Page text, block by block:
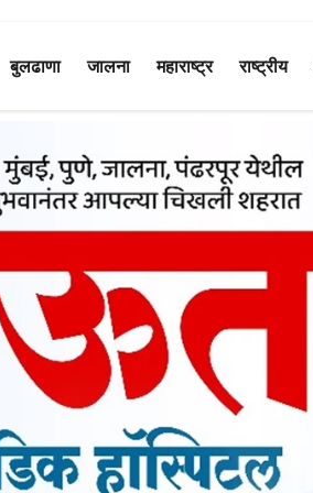
बुलढाणा जालना महाराष्ट्र राष्ट्रीय